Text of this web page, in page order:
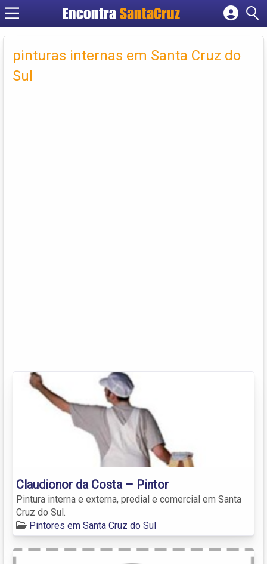
Encontra
Cadastrar empresa
Criar conta
pinturas internas em Santa Cruz do
Sul
Claudionor da Costa – Pintor
Pintura interna e externa, predial e comercial em Santa
Cruz do Sul.
Pintores em Santa Cruz do Sul